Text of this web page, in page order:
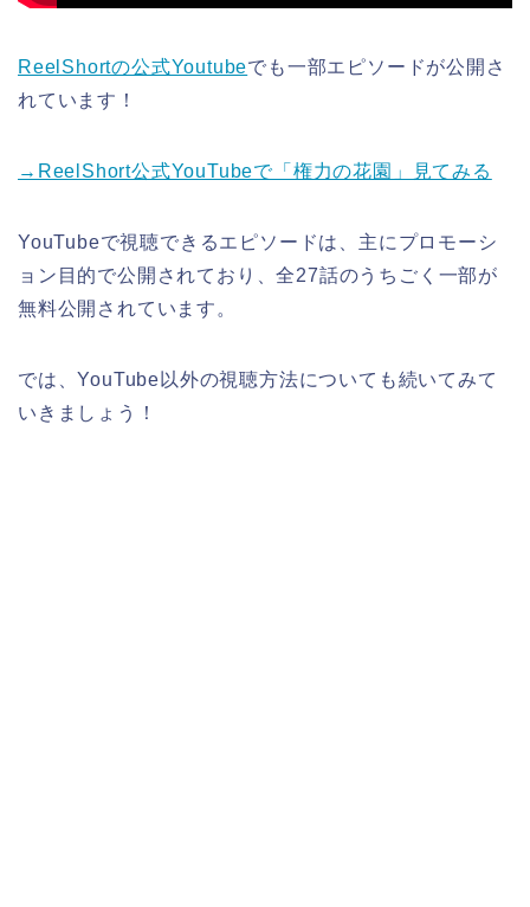
ReelShortの公式Youtubeでも一部エピソードが公開さ
れています！
→ReelShort公式YouTubeで「権力の花園」見てみる
YouTubeで視聴できるエピソードは、主にプロモーシ
ョン目的で公開されており、全27話のうちごく一部が
無料公開されています。
では、YouTube以外の視聴方法についても続いてみて
いきましょう！